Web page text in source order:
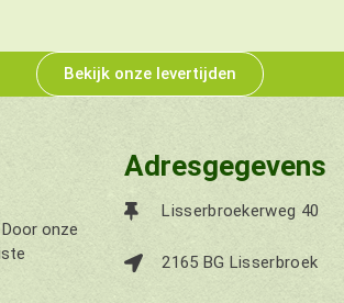
Bekijk onze levertijden
onze
Adresgegevens
Lisserbroekerweg 40
2165 BG Lisserbroek